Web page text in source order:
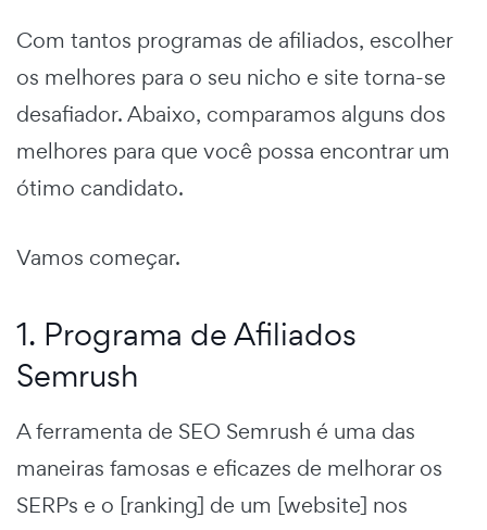
Com tantos programas de afiliados, escolher
os melhores para o seu nicho e site torna-se
desafiador. Abaixo, comparamos alguns dos
melhores para que você possa encontrar um
ótimo candidato.
Vamos começar.
1. Programa de Afiliados
Semrush
A ferramenta de SEO Semrush é uma das
maneiras famosas e eficazes de melhorar os
SERPs e o [ranking] de um [website] nos